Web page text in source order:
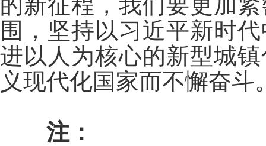
围，坚持以习近平新时
进以人为核心的新型城
义现代化国家而不懈奋斗
注：